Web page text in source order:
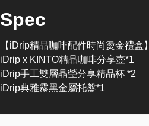
Spec
【iDrip精品咖啡配件時尚燙金禮盒】
iDrip x KINTO精品咖啡分享壺*1
iDrip手工雙層晶瑩分享精品杯 *2
iDrip典雅霧黑金屬托盤*1